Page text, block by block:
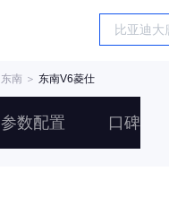
东南 ＞ 东南V6菱仕
参数配置 口碑